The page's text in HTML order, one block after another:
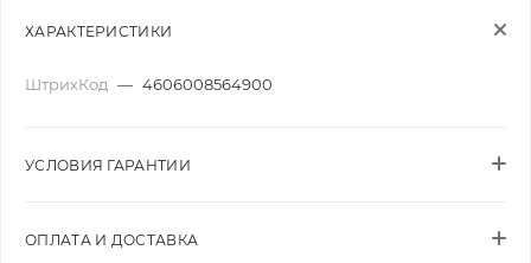
ХАРАКТЕРИСТИКИ
ШтрихКод — 4606008564900
УСЛОВИЯ ГАРАНТИИ
ОПЛАТА И ДОСТАВКА